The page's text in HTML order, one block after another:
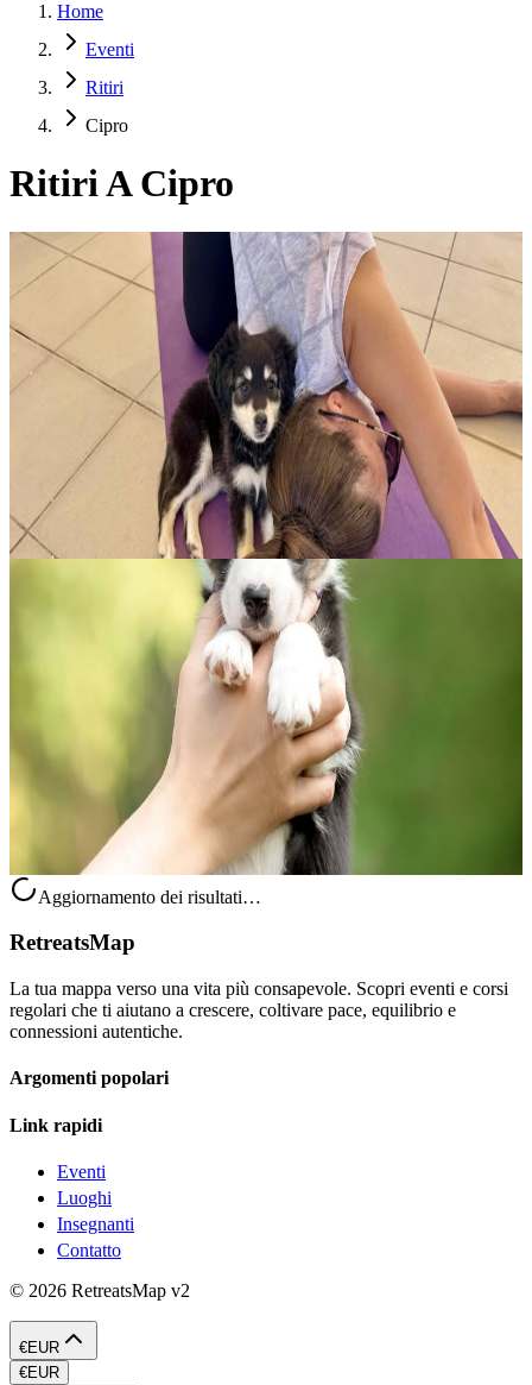
Home
Eventi
Ritiri
Cipro
Ritiri A Cipro
Lezione di Puppy Yoga
Immersa nella nostra villa con vista mare a Peyia, questa esperienza
di yoga originale unisce movimenti delicati, attenzione al respiro e la
presenza gioiosa di cuccioli salvati. È una sessione accogl...
Su richiesta
Contatta l'organizzatore per le date disponibili
Pegeia, Cipro
Goditi una settimana di yoga a Cipro!
Arrivo previsto tra le 12:00 e le 15:00, per iniziare con calma una
settimana dedicata al movimento consapevole, alla quiete e alla
connessione con il gruppo. Il primo pomeriggio prende vita alle
17:0...
Pegeia, Cipro
Aggiornamento dei risultati…
RetreatsMap
La tua mappa verso una vita più consapevole. Scopri eventi e corsi
regolari che ti aiutano a crescere, coltivare pace, equilibrio e
connessioni autentiche.
Argomenti popolari
Link rapidi
Eventi
Luoghi
Insegnanti
Contatto
© 2026 RetreatsMap v2
€EUR
€EUR